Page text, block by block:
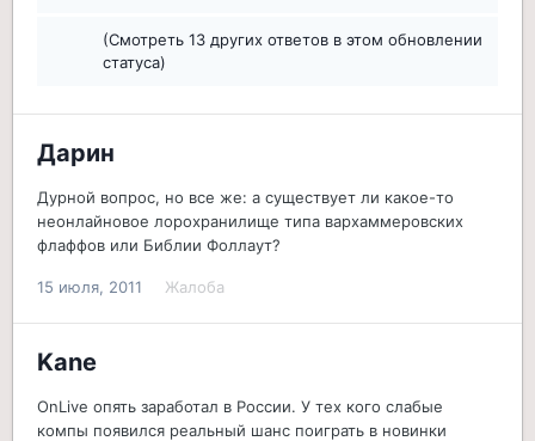
(Смотреть 13 других ответов в этом обновлении
статуса)
Дарин
Дурной вопрос, но все же: а существует ли какое-то
неонлайновое лорохранилище типа вархаммеровских
флаффов или Библии Фоллаут?
15 июля, 2011 Жалоба
Kane
OnLive опять заработал в России. У тех кого слабые
компы появился реальный шанс поиграть в новинки